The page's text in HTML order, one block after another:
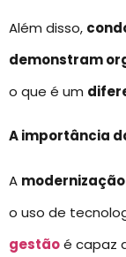
Além disso,
demonstram
o que é um
A importância
A
o uso de
gestãoé capaz